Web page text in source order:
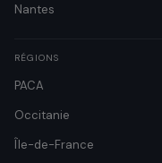
Nantes
RÉGIONS
PACA
Occitanie
Île-de-France